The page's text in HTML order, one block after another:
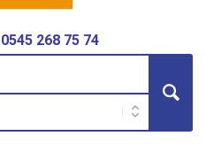
0545 268 75 74